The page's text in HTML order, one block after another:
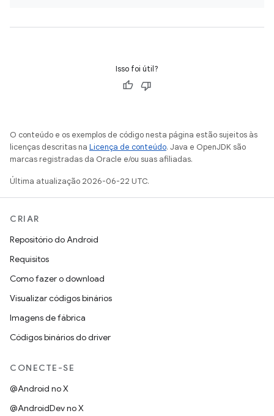
Isso foi útil?
O conteúdo e os exemplos de código nesta página estão sujeitos às
licenças descritas na Licença de conteúdo. Java e OpenJDK são
marcas registradas da Oracle e/ou suas afiliadas.
Última atualização 2026-06-22 UTC.
CRIAR
Repositório do Android
Requisitos
Como fazer o download
Visualizar códigos binários
Imagens de fábrica
Códigos binários do driver
CONECTE-SE
@Android no X
@AndroidDev no X